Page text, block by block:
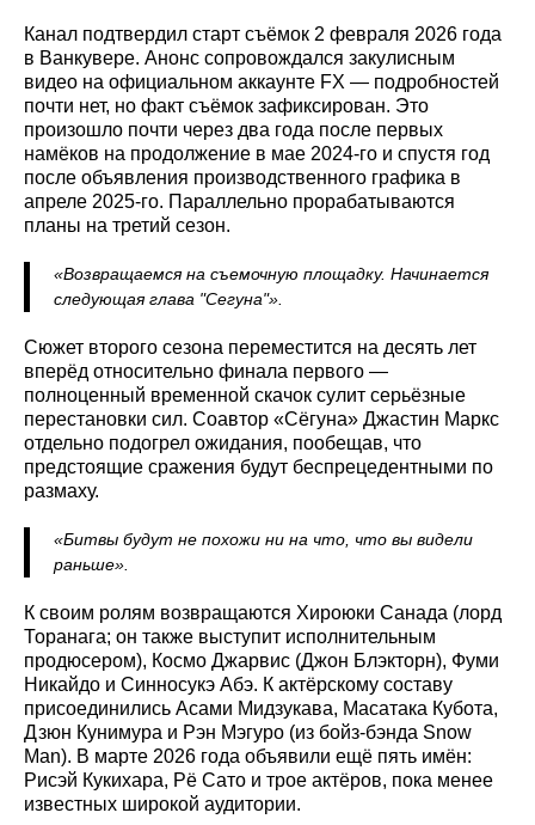
Канал подтвердил старт съёмок 2 февраля 2026 года
в Ванкувере. Анонс сопровождался закулисным
видео на официальном аккаунте FX — подробностей
почти нет, но факт съёмок зафиксирован. Это
произошло почти через два года после первых
намёков на продолжение в мае 2024-го и спустя год
после объявления производственного графика в
апреле 2025-го. Параллельно прорабатываются
планы на третий сезон.
«Возвращаемся на съемочную площадку. Начинается
следующая глава "Сегуна"».
Сюжет второго сезона переместится на десять лет
вперёд относительно финала первого —
полноценный временной скачок сулит серьёзные
перестановки сил. Соавтор «Сёгуна» Джастин Маркс
отдельно подогрел ожидания, пообещав, что
предстоящие сражения будут беспрецедентными по
размаху.
«Битвы будут не похожи ни на что, что вы видели
раньше».
К своим ролям возвращаются Хироюки Санада (лорд
Торанага; он также выступит исполнительным
продюсером), Космо Джарвис (Джон Блэкторн), Фуми
Никайдо и Синносукэ Абэ. К актёрскому составу
присоединились Асами Мидзукава, Масатака Кубота,
Дзюн Кунимура и Рэн Мэгуро (из бойз-бэнда Snow
Man). В марте 2026 года объявили ещё пять имён:
Рисэй Кукихара, Рё Сато и трое актёров, пока менее
известных широкой аудитории.